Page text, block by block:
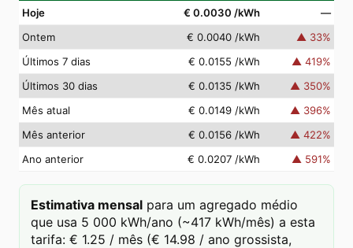
Hoje € 0.0030 /kWh
—
Ontem
€ 0.0040 /kWh ▲ 33%
Últimos 7 dias
€ 0.0155 /kWh ▲ 419%
Últimos 30 dias
€ 0.0135 /kWh ▲ 350%
Mês atual
€ 0.0149 /kWh ▲ 396%
Mês anterior
€ 0.0156 /kWh ▲ 422%
Ano anterior
€ 0.0207 /kWh ▲ 591%
Estimativa mensal para um agregado médio
que usa 5 000 kWh/ano (~417 kWh/mês) a esta
tarifa: € 1.25 / mês (€ 14.98 / ano grossista,